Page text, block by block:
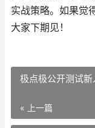
实战策略。如果觉
大家下期见！
极点极公开测试
« 上一篇